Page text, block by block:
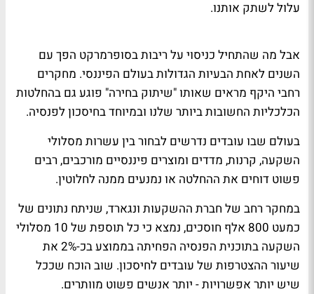
עלול לשתק אותנו.
אבל מה שהתחיל כניסוי על ריבות בסופרמרקט הפך עם
השנים לאחת הבעיות הגדולות בעולם הפיננסי. מחקרים
רחבי היקף מראים שאותו "שיתוק בחירה" פוגע גם בהחלטות
הכלכליות החשובות ביותר שלנו ובמיוחד בחיסכון לפנסיה.
בעולם שבו עובדים נדרשים לבחור בין עשרות מסלולי
השקעה, קרנות, מדדים ומוצרים פיננסיים מורכבים, רבים
פשוט דוחים את ההחלטה או נמנעים ממנה לחלוטין.
במחקר רחב של חברת ההשקעות ונגארד, שניתח נתונים של
כמעט 800 אלף חוסכים, נמצא כי כל תוספת של 10 מסלולי
השקעה בתוכנית הפנסיה הפחיתה בממוצע בכ-2% את
שיעור ההצטרפות של עובדים לחיסכון. שוב הוכח שככל
שיש יותר אפשרויות - יותר אנשים פשוט מוותרים.